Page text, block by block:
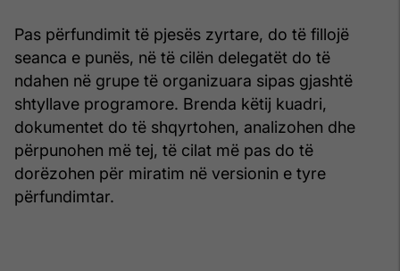
Pas përfundimit të pjesës zyrtare, do të fillojë
seanca e punës, në të cilën delegatët do të
ndahen në grupe të organizuara sipas gjashtë
shtyllave programore. Brenda këtij kuadri,
dokumentet do të shqyrtohen, analizohen dhe
përpunohen më tej, të cilat më pas do të
dorëzohen për miratim në versionin e tyre
përfundimtar.